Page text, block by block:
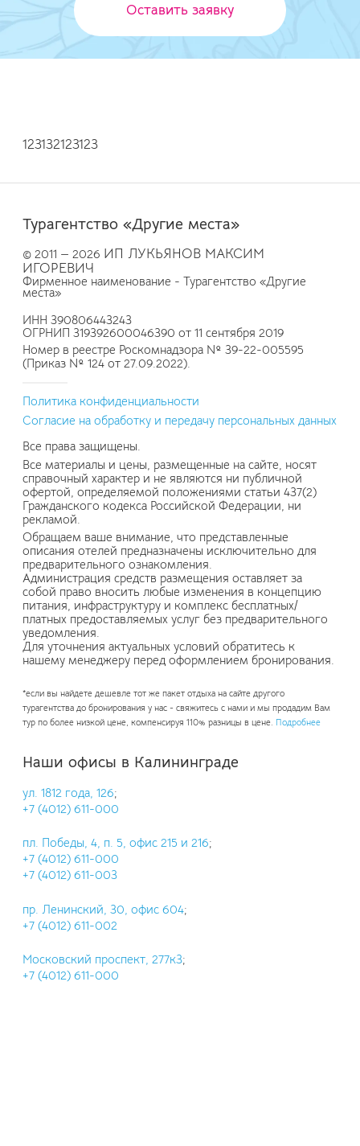
Оставить заявку
123132123123
Турагентство «Другие места»
© 2011 — 2026 ИП ЛУКЬЯНОВ МАКСИМ
ИГОРЕВИЧ
Фирменное наименование - Турагентство «Другие
места»
ИНН 390806443243
ОГРНИП 319392600046390 от 11 сентября 2019
Номер в реестре Роскомнадзора № 39-22-005595
(Приказ № 124 от 27.09.2022).
Политика конфиденциальности
Согласие на обработку и передачу персональных данных
Все права защищены.
Все материалы и цены, размещенные на сайте, носят
справочный характер и не являются ни публичной
офертой, определяемой положениями статьи 437(2)
Гражданского кодекса Российской Федерации, ни
рекламой.
Обращаем ваше внимание, что представленные
описания отелей предназначены исключительно для
предварительного ознакомления.
Администрация средств размещения оставляет за
собой право вносить любые изменения в концепцию
питания, инфраструктуру и комплекс бесплатных/
платных предоставляемых услуг без предварительного
уведомления.
Для уточнения актуальных условий обратитесь к
нашему менеджеру перед оформлением бронирования.
*если вы найдете дешевле тот же пакет отдыха на сайте другого
турагентства до бронирования у нас - свяжитесь с нами и мы продадим Вам
тур по более низкой цене, компенсируя 110% разницы в цене. Подробнее
Наши офисы в Калининграде
ул. 1812 года, 126;
+7 (4012) 611-000
пл. Победы, 4, п. 5, офис 215 и 216;
+7 (4012) 611-000
+7 (4012) 611-003
пр. Ленинский, 30, офис 604;
+7 (4012) 611-002
Московский проспект, 277к3;
+7 (4012) 611-000